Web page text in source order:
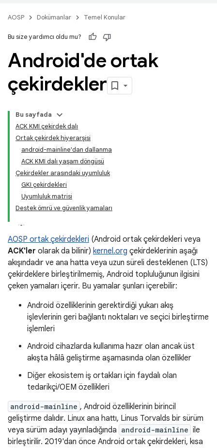
AOSP Dokümanlar Temel Konular
Bu size yardımcı oldu mu?
Android'de ortak
çekirdekler
Bu sayfada
ACK KMI çekirdek dalı
Ortak çekirdek hiyerarşisi
android-mainline'dan dallanma
ACK KMI dalı yaşam döngüsü
Çekirdekler arasındaki uyumluluk
GKI çekirdekleri
Uyumluluk matrisi
Destek ömrü ve güvenlik yamaları
AOSP ortak çekirdekleri (Android ortak çekirdekleri veya
ACK'ler olarak da bilinir) kernel.org çekirdeklerinin aşağı
akışındadır ve ana hatta veya uzun süreli desteklenen (LTS)
çekirdeklere birleştirilmemiş, Android topluluğunun ilgisini
çeken yamaları içerir. Bu yamalar şunları içerebilir:
Android özelliklerinin gerektirdiği yukarı akış
işlevlerinin geri bağlantı noktaları ve seçici birleştirme
işlemleri
Android cihazlarda kullanıma hazır olan ancak üst
akışta hâlâ geliştirme aşamasında olan özellikler
Diğer ekosistem iş ortakları için faydalı olan
tedarikçi/OEM özellikleri
android-mainline , Android özelliklerinin birincil
geliştirme dalıdır. Linux ana hattı, Linus Torvalds bir sürüm
veya sürüm adayı yayınladığında android-mainline ile
birleştirilir. 2019'dan önce Android ortak çekirdekleri, kısa